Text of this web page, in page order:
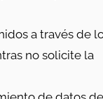
a través de
no solicite la